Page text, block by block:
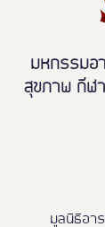
มหกรรมอ
สุขภาพ กีฬา
มูลนิธิอา